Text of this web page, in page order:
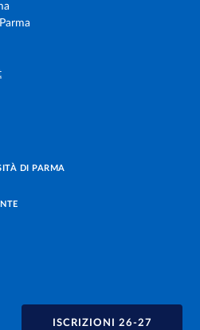
ISCRIZIONI 26-27
DI PARMA